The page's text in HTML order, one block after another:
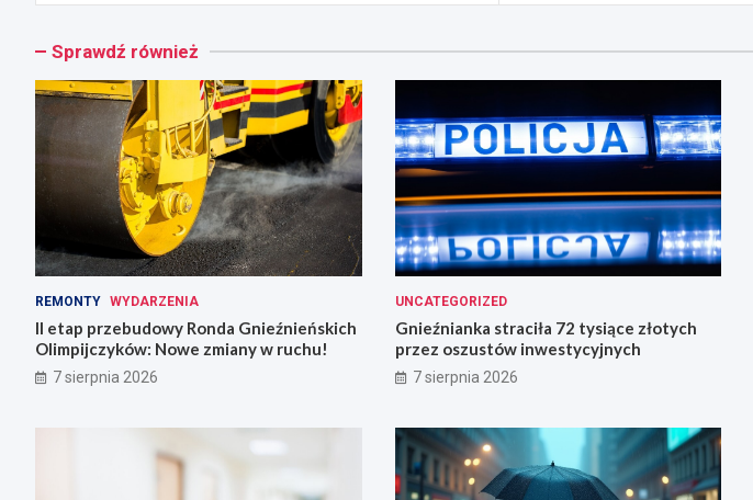
Sprawdź również
REMONTY WYDARZENIA
II etap przebudowy Ronda Gnieźnieńskich
Olimpijczyków: Nowe zmiany w ruchu!
7 sierpnia 2026
UNCATEGORIZED
Gnieźnianka straciła 72 tysiące złotych
przez oszustów inwestycyjnych
7 sierpnia 2026